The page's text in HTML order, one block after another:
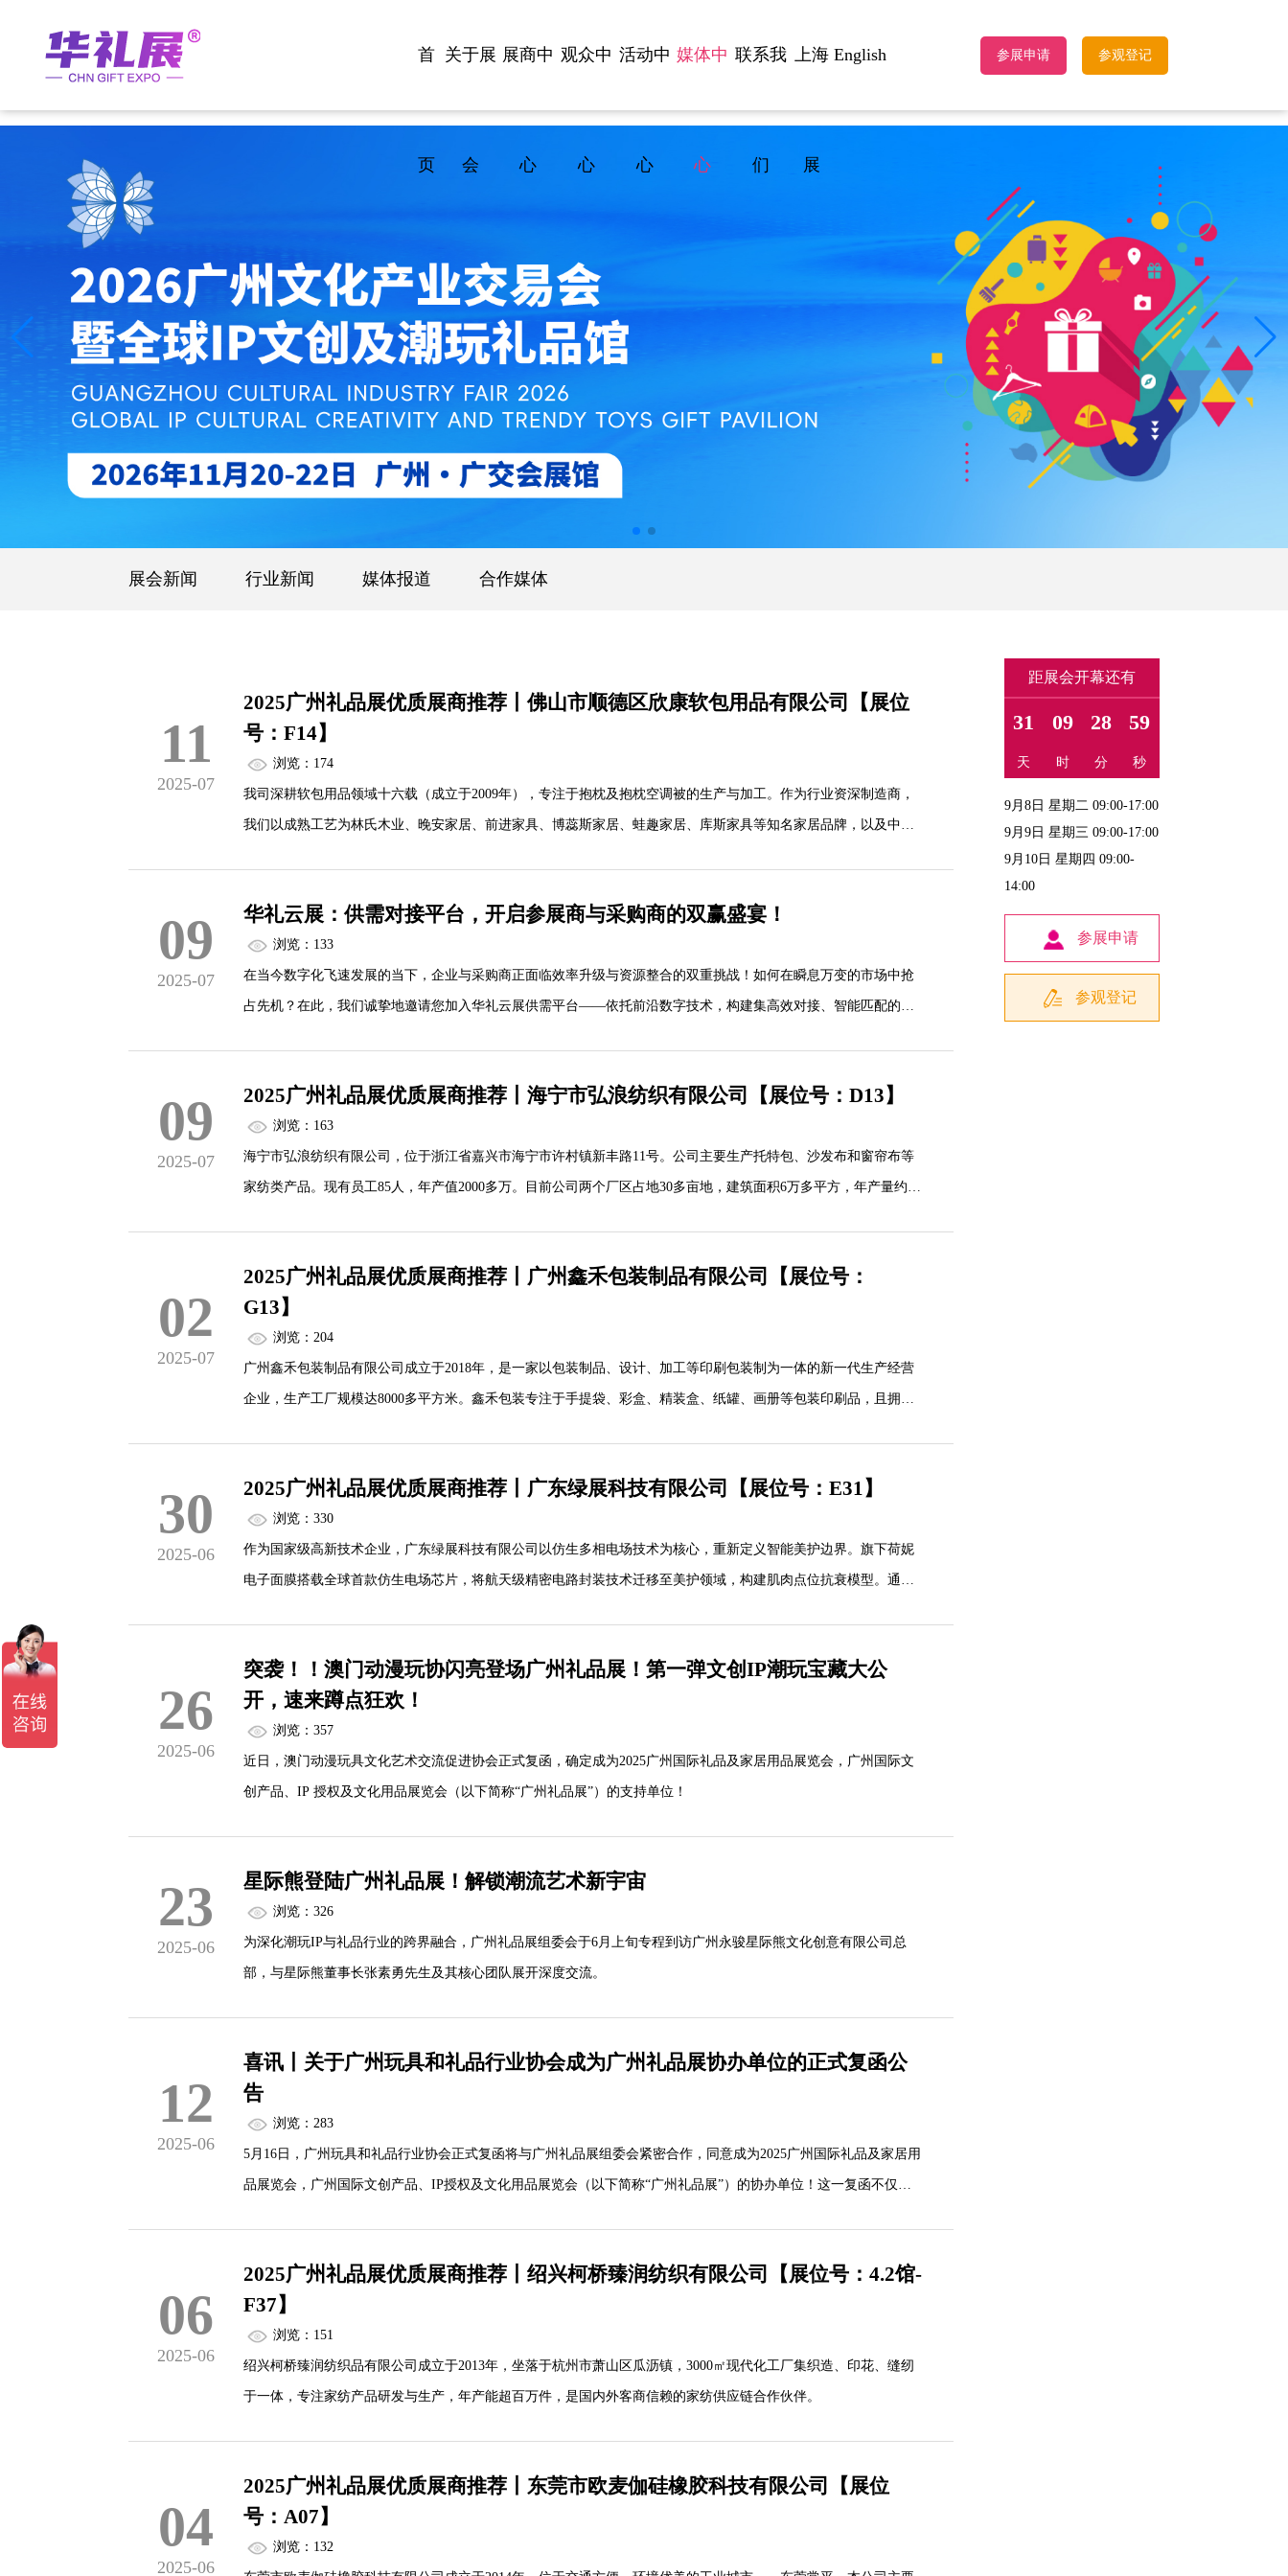
首
页
关于展
会
展商中
心
观众中
心
活动中
心
媒体中
心
联系我
们
上海
展
English 参展申请 参观登记
展会新闻 行业新闻 媒体报道 合作媒体
11
2025-07
2025广州礼品展优质展商推荐丨佛山市顺德区欣康软包用品有限公司【展位
号：F14】
浏览：174
我司深耕软包用品领域十六载（成立于2009年），专注于抱枕及抱枕空调被的生产与加工。作为行业资深制造商，
我们以成熟工艺为林氏木业、晚安家居、前进家具、博蕊斯家居、蛙趣家居、库斯家具等知名家居品牌，以及中国
09
2025-07
华礼云展：供需对接平台，开启参展商与采购商的双赢盛宴！
浏览：133
在当今数字化飞速发展的当下，企业与采购商正面临效率升级与资源整合的双重挑战！如何在瞬息万变的市场中抢
占先机？在此，我们诚挚地邀请您加入华礼云展供需平台——依托前沿数字技术，构建集高效对接、智能匹配的采
09
2025-07
2025广州礼品展优质展商推荐丨海宁市弘浪纺织有限公司【展位号：D13】
浏览：163
海宁市弘浪纺织有限公司，位于浙江省嘉兴市海宁市许村镇新丰路11号。公司主要生产托特包、沙发布和窗帘布等
家纺类产品。现有员工85人，年产值2000多万。目前公司两个厂区占地30多亩地，建筑面积6万多平方，年产量约
02
2025-07
2025广州礼品展优质展商推荐丨广州鑫禾包装制品有限公司【展位号：
G13】
浏览：204
广州鑫禾包装制品有限公司成立于2018年，是一家以包装制品、设计、加工等印刷包装制为一体的新一代生产经营
企业，生产工厂规模达8000多平方米。鑫禾包装专注于手提袋、彩盒、精装盒、纸罐、画册等包装印刷品，且拥有
30
2025-06
2025广州礼品展优质展商推荐丨广东绿展科技有限公司【展位号：E31】
浏览：330
作为国家级高新技术企业，广东绿展科技有限公司以仿生多相电场技术为核心，重新定义智能美护边界。旗下荷妮
电子面膜搭载全球首款仿生电场芯片，将航天级精密电路封装技术迁移至美护领域，构建肌肉点位抗衰模型。通过
26
2025-06
突袭！！澳门动漫玩协闪亮登场广州礼品展！第一弹文创IP潮玩宝藏大公
开，速来蹲点狂欢！
浏览：357
近日，澳门动漫玩具文化艺术交流促进协会正式复函，确定成为2025广州国际礼品及家居用品展览会，广州国际文
创产品、IP 授权及文化用品展览会（以下简称“广州礼品展”）的支持单位！
23
2025-06
星际熊登陆广州礼品展！解锁潮流艺术新宇宙
浏览：326
为深化潮玩IP与礼品行业的跨界融合，广州礼品展组委会于6月上旬专程到访广州永骏星际熊文化创意有限公司总
部，与星际熊董事长张素勇先生及其核心团队展开深度交流。
12
2025-06
喜讯丨关于广州玩具和礼品行业协会成为广州礼品展协办单位的正式复函公
告
浏览：283
5月16日，广州玩具和礼品行业协会正式复函将与广州礼品展组委会紧密合作，同意成为2025广州国际礼品及家居用
品展览会，广州国际文创产品、IP授权及文化用品展览会（以下简称“广州礼品展”）的协办单位！这一复函不仅是
06
2025-06
2025广州礼品展优质展商推荐丨绍兴柯桥臻润纺织有限公司【展位号：4.2馆-
F37】
浏览：151
绍兴柯桥臻润纺织品有限公司成立于2013年，坐落于杭州市萧山区瓜沥镇，3000㎡现代化工厂集织造、印花、缝纫
于一体，专注家纺产品研发与生产，年产能超百万件，是国内外客商信赖的家纺供应链合作伙伴。
04
2025-06
2025广州礼品展优质展商推荐丨东莞市欧麦伽硅橡胶科技有限公司【展位
号：A07】
浏览：132
距展会开幕还有
31 09 28 58
天 时 分 秒
9月8日 星期二 09:00-17:00
9月9日 星期三 09:00-17:00
9月10日 星期四 09:00-
14:00
参展申请
参观登记